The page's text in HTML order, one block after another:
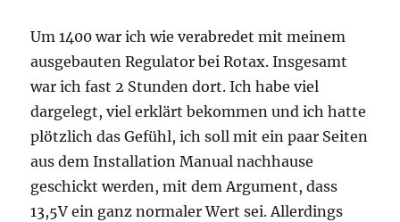
Um 1400 war ich wie verabredet mit meinem
ausgebauten Regulator bei Rotax. Insgesamt
war ich fast 2 Stunden dort. Ich habe viel
dargelegt, viel erklärt bekommen und ich hatte
plötzlich das Gefühl, ich soll mit ein paar Seiten
aus dem Installation Manual nachhause
geschickt werden, mit dem Argument, dass
13,5V ein ganz normaler Wert sei. Allerdings